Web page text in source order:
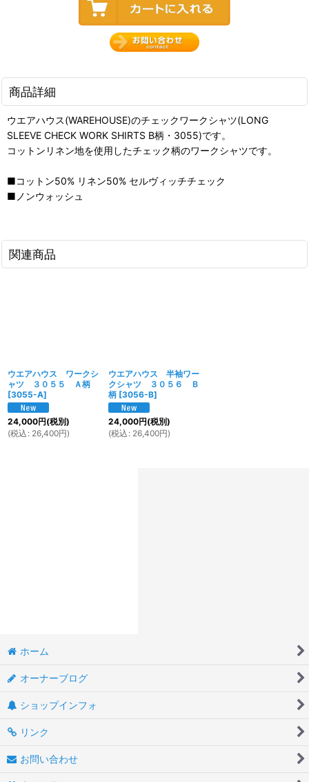
商品詳細
ウエアハウス(WAREHOUSE)のチェックワークシャツ(LONG
SLEEVE CHECK WORK SHIRTS B柄・3055)です。
コットンリネン地を使用したチェック柄のワークシャツです。
■コットン50% リネン50% セルヴィッチチェック
■ノンウォッシュ
関連商品
ウエアハウス ワークシ
ャツ ３０５５ Ａ柄
[3055-A]
24,000円(税別)
(税込 : 26,400円)
ウエアハウス 半袖ワー
クシャツ ３０５６ Ｂ
柄 [3056-B]
24,000円(税別)
(税込 : 26,400円)
ホーム
オーナーブログ
ショップインフォ
リンク
お問い合わせ